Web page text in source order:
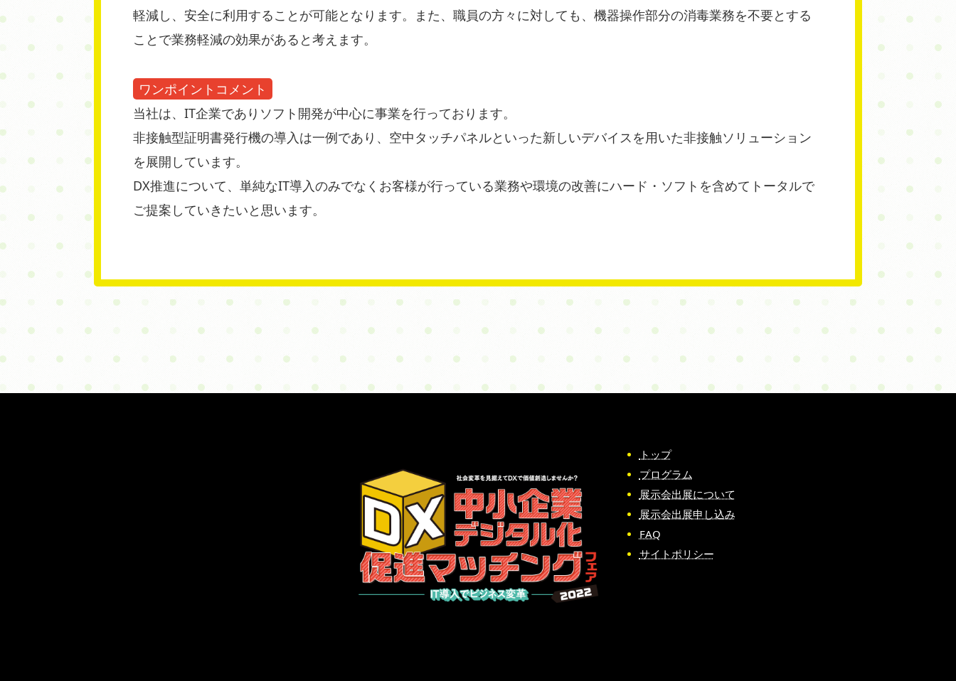
軽減し、安全に利用することが可能となります。また、職員の方々に対しても、機器操作部分の消毒業務を不要とする
ことで業務軽減の効果があると考えます。
ワンポイントコメント
当社は、IT企業でありソフト開発が中心に事業を行っております。
非接触型証明書発行機の導入は一例であり、空中タッチパネルといった新しいデバイスを用いた非接触ソリューション
を展開しています。
DX推進について、単純なIT導入のみでなくお客様が行っている業務や環境の改善にハード・ソフトを含めてトータルで
ご提案していきたいと思います。
トップ
プログラム
展示会出展について
展示会出展申し込み
FAQ
サイトポリシー